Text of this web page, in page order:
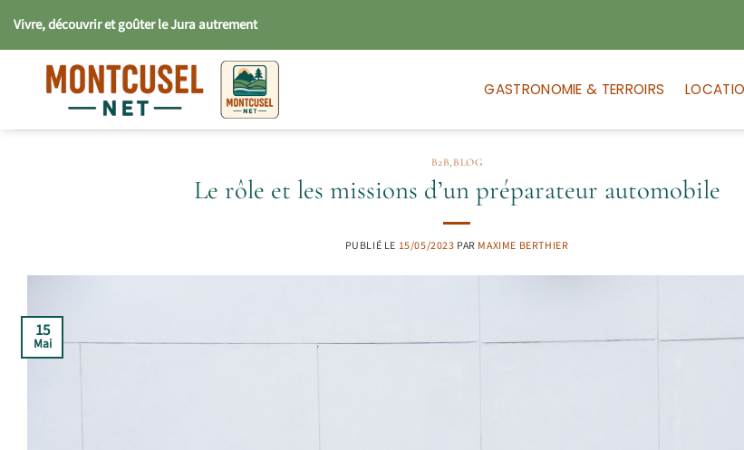
contenu
Vivre, découvrir et goûter le Jura autrement
GASTRONOMIE & TERROIRS
B2B, BLOG
Le rôle et les missions d’un préparateur automobile
PUBLIÉ LE 15/05/2023 PAR MAXIME BERTHIER
15
Mai